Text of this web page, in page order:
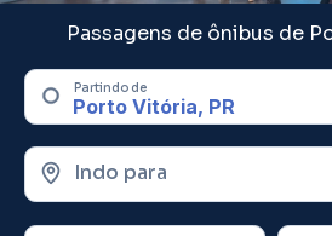
Passagens de ônibus de
Partindo de
Indo para